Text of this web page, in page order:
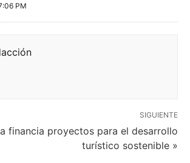
PM
SIGUIENTE
financia proyectos para el desarrollo
turístico sostenible »